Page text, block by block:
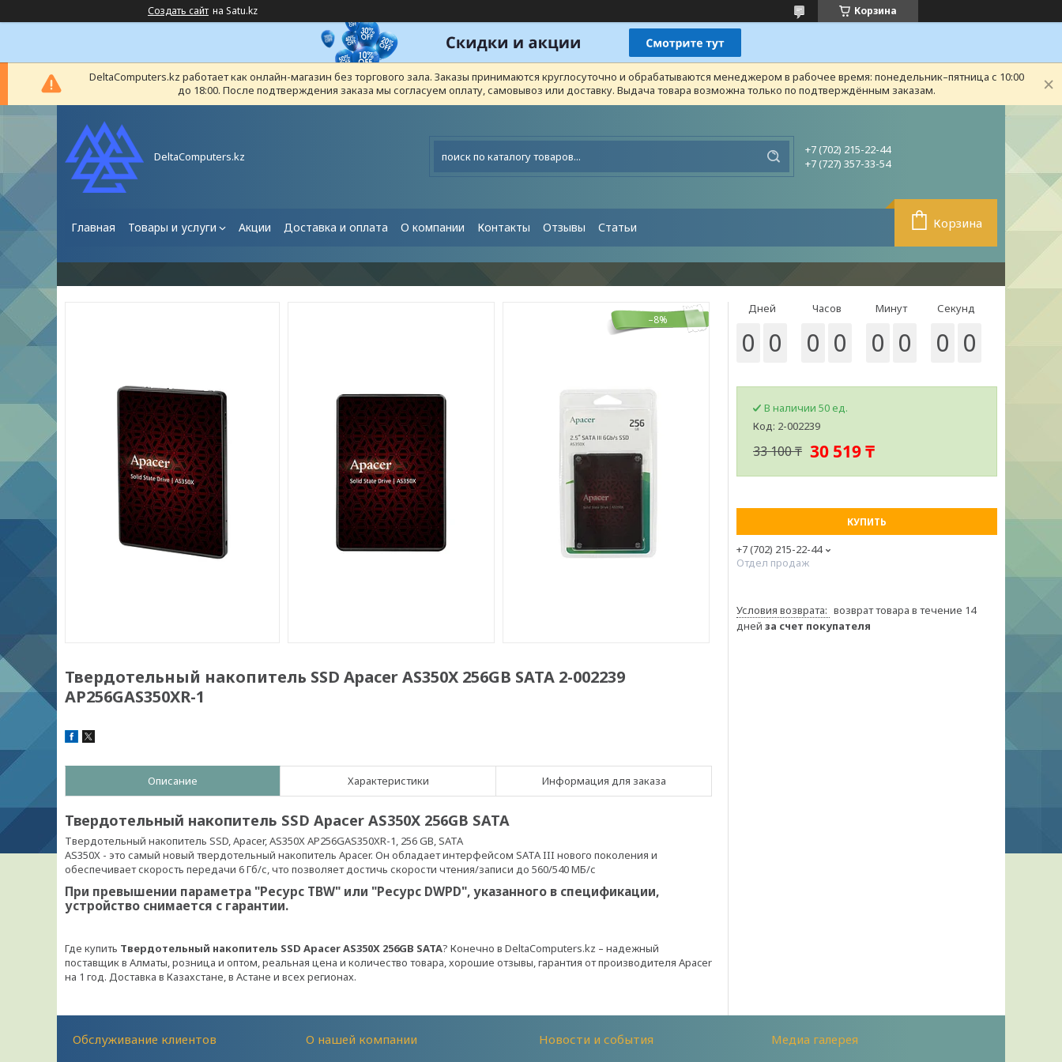
Создать сайт на Satu.kz Корзина
DeltaComputers.kz работает как онлайн-магазин без торгового зала. Заказы принимаются круглосуточно и обрабатываются менеджером в рабочее время: понедельник–пятница с 10:00
до 18:00. После подтверждения заказа мы согласуем оплату, самовывоз или доставку. Выдача товара возможна только по подтверждённым заказам.
DeltaComputers.kz
+7 (702) 215-22-44
+7 (727) 357-33-54
Главная Товары и услуги Акции Доставка и оплата О компании Контакты Отзывы Статьи Корзина
–8%
Твердотельный накопитель SSD Apacer AS350X 256GB SATA 2-002239
AP256GAS350XR-1
Описание Характеристики Информация для заказа
Твердотельный накопитель SSD Apacer AS350X 256GB SATA
Твердотельный накопитель SSD, Apacer, AS350X AP256GAS350XR-1, 256 GB, SATA
AS350X - это самый новый твердотельный накопитель Apacer. Он обладает интерфейсом SATA III нового поколения и
обеспечивает скорость передачи 6 Гб/с, что позволяет достичь скорости чтения/записи до 560/540 МБ/с
При превышении параметра "Ресурс TBW" или "Ресурс DWPD", указанного в спецификации,
устройство снимается с гарантии.
Где купить Твердотельный накопитель SSD Apacer AS350X 256GB SATA? Конечно в DeltaComputers.kz – надежный
поставщик в Алматы, розница и оптом, реальная цена и количество товара, хорошие отзывы, гарантия от производителя Apacer
на 1 год. Доставка в Казахстане, в Астане и всех регионах.
Дней
0 0
Часов
0 0
Минут
0 0
Секунд
0 0
В наличии 50 ед.
Код: 2-002239
33 100 ₸ 30 519 ₸
КУПИТЬ
+7 (702) 215-22-44
Отдел продаж
возврат товара в течение 14
дней за счет покупателя
Обслуживание клиентов О нашей компании Новости и события Медиа галерея